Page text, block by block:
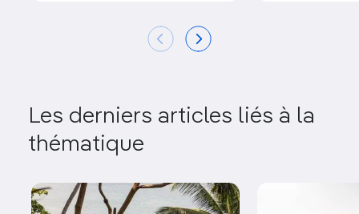
Les derniers articles liés à la
thématique